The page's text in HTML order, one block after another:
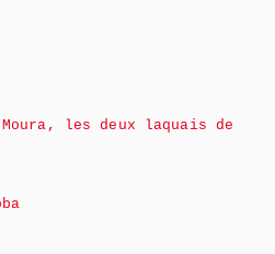
les deux laquais de